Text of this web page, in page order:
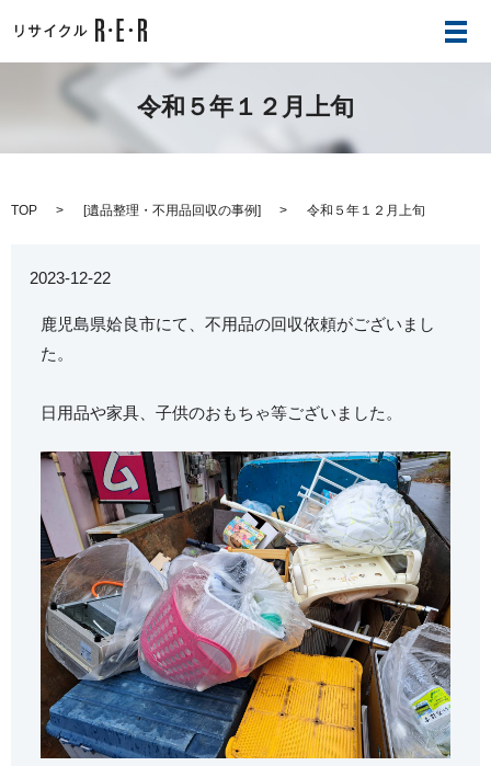
メ
令和５年１２月上旬
TOP [遺品整理・不用品回収の事例] 令和５年１２月上旬
2023-12-22
鹿児島県姶良市にて、不用品の回収依頼がございまし
た。
日用品や家具、子供のおもちゃ等ございました。